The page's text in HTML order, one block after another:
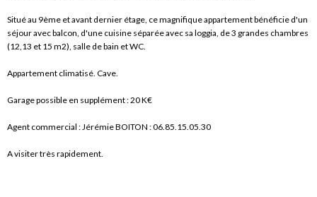
Situé au 9ème et avant dernier étage, ce magnifique appartement bénéficie d'un
séjour avec balcon, d'une cuisine séparée avec sa loggia, de 3 grandes chambres
(12,13 et 15 m2), salle de bain et WC.
Appartement climatisé. Cave.
Garage possible en supplément : 20 K€
Agent commercial : Jérémie BOITON : 06.85.15.05.30
A visiter très rapidement.